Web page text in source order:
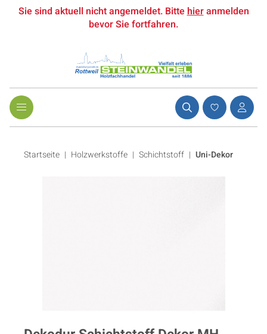
Sie sind aktuell nicht angemeldet. Bittehieranmelden
bevor Sie fortfahren.
Startseite Holzwerkstoffe | Schichtstoff | Uni-Dekor